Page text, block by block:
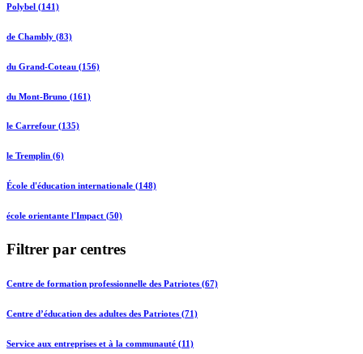
Polybel (141)
de Chambly (83)
du Grand-Coteau (156)
du Mont-Bruno (161)
le Carrefour (135)
le Tremplin (6)
École d'éducation internationale (148)
école orientante l'Impact (50)
Filtrer par centres
Centre de formation professionnelle des Patriotes (67)
Centre d’éducation des adultes des Patriotes (71)
Service aux entreprises et à la communauté (11)